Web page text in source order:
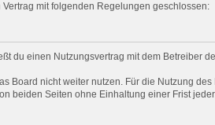
Vertrag mit folgenden Regelungen geschlossen:
du einen Nutzungsvertrag mit dem Betreiber
Board nicht weiter nutzen. Für die Nutzung
beiden Seiten ohne Einhaltung einer Frist